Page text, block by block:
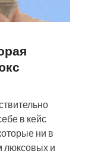
в кейс
ни в
люксовых и